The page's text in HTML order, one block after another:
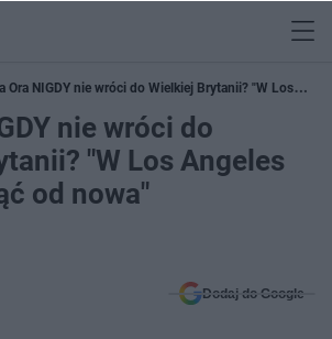
Ora NIGDY nie wróci do Wielkiej Brytanii? "W Los
nowa"
nie wróci do
"W Los Angeles
od nowa"
Dodaj do Google